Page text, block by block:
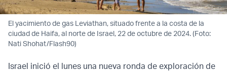
El yacimiento de gas Leviathan, situado frente a la costa de la
ciudad de Haifa, al norte de Israel, 22 de octubre de 2024. (Foto:
Nati Shohat/Flash90)
Israel inició el lunes una nueva ronda de exploración de